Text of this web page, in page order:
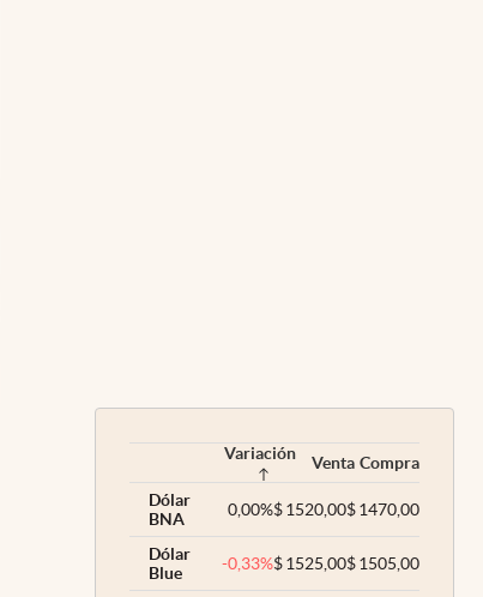
Variación Venta Compra
Dólar
BNA
0,00%$1520,00$1470,00
Dólar
Blue
-0,33%$1525,00$1505,00